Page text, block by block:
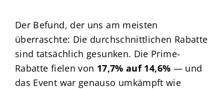
Der Befund, der uns am meisten
überraschte: Die durchschnittlichen Rabatte
sind tatsächlich gesunken. Die Prime-
Rabatte fielen von 17,7% auf 14,6% — und
das Event war genauso umkämpft wie